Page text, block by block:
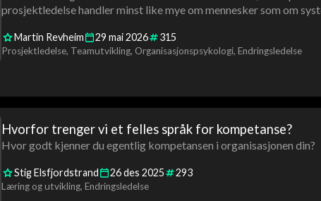
prosjektledelse handler minst like mye om mennesker som om
Martin Revheim 29 mai2026 315
Prosjektledelse Teamutvikling Organisasjonspsykologi Endringsledelse
Hvorfor trenger vi et felles språk for kompetanse?
Hvor godt kjenner du egentlig kompetansen i organisasjonen din?
Stig Elsfjordstrand 26des 2025 293
Læring og utvikling Endringsledelse